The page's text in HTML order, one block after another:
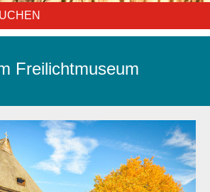
Freilichtmuseum